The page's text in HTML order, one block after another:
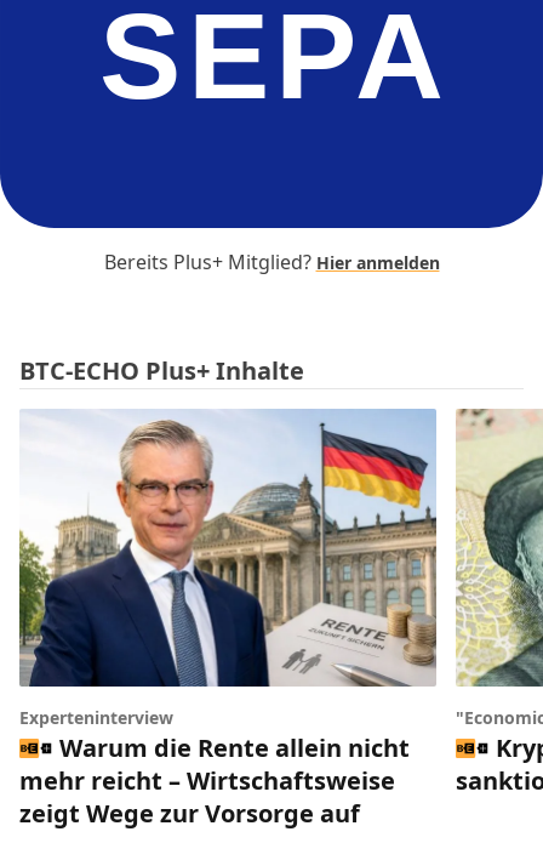
SEPA
Bereits Plus+ Mitglied? Hier anmelden
BTC-ECHO Plus+ Inhalte
Experteninterview
Warum die Rente allein nicht
mehr reicht – Wirtschaftsweise
zeigt Wege zur Vorsorge auf